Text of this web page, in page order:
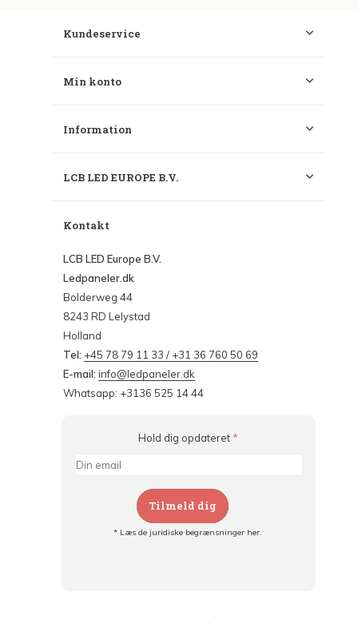
Kundeservice
Min konto
Information
LCB LED EUROPE B.V.
Kontakt
LCB LED Europe B.V.
Ledpaneler.dk
Bolderweg 44
8243 RD Lelystad
Holland
Tel: +45 78 79 11 33 / +31 36 760 50 69
E-mail: info@ledpaneler.dk
Whatsapp: +3136 525 14 44
Hold dig opdateret *
Tilmeld dig
* Læs de juridiske begrænsninger her.